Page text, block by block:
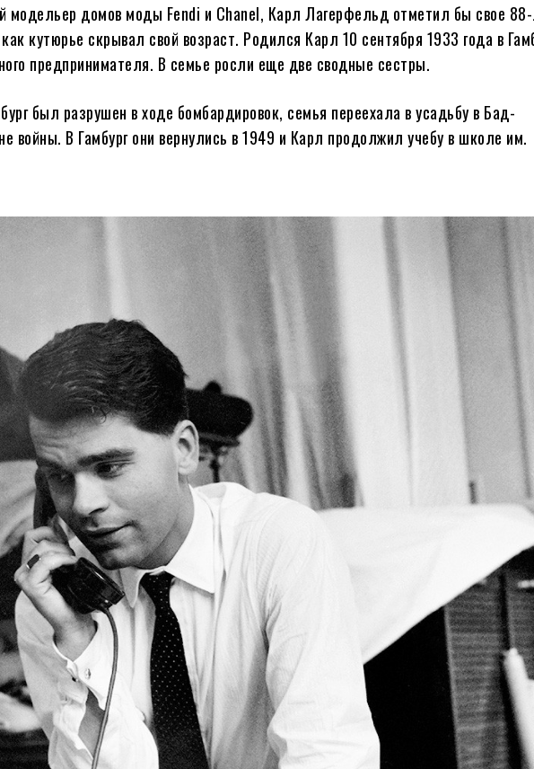
модельер домов моды Fendi и Chanel, Карл Лагерфельд отметил бы свое
кутюрье скрывал свой возраст. Родился Карл 10 сентября 1933 года в
предпринимателя. В семье росли еще две сводные сестры.
был разрушен в ходе бомбардировок, семья переехала в усадьбу в Бад-
войны. В Гамбург они вернулись в 1949 и Карл продолжил учебу в школе им.